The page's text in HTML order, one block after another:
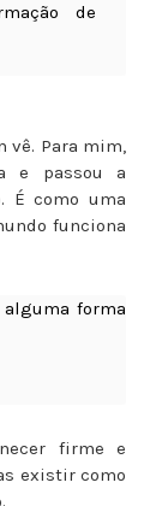
de
vê. Para mim,
e passou a
É como uma
funciona
forma
firme e
existir como